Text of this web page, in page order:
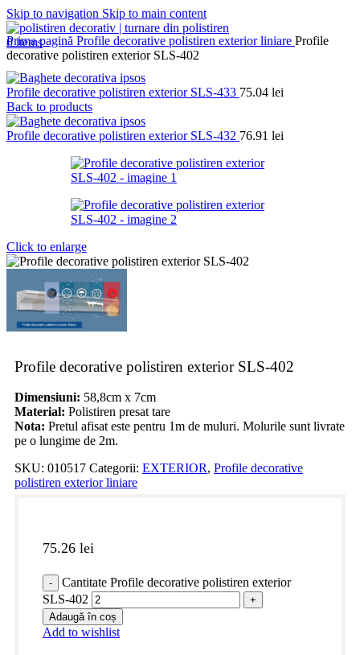
Skip to navigation Skip to main content
0items
Prima pagină Profile decorative polistiren exterior liniare Profile
decorative polistiren exterior SLS-402
Profile decorative polistiren exterior SLS-433 75.04 lei
Back to products
Profile decorative polistiren exterior SLS-432 76.91 lei
Click to enlarge
Profile decorative polistiren exterior SLS-402
Dimensiuni: 58,8cm x 7cm
Material: Polistiren presat tare
Nota: Pretul afisat este pentru 1m de muluri. Molurile sunt livrate
pe o lungime de 2m.
SKU: 010517 Categorii: EXTERIOR, Profile decorative
polistiren exterior liniare
75.26 lei
Cantitate Profile decorative polistiren exterior
SLS-402
Adaugă în coș
Add to wishlist